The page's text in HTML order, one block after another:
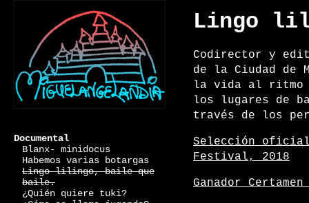
Documental
Blanx- minidocus
Habemos varias botargas
Lingo lilingo, baile que
baile.
¿Quién quiere tuki?
Lingo
Codirector y
de la Ciudad de
la vida al ritmo
los lugares de
través de los
Selección
Festival, 2018
Ganador